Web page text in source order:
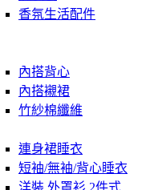
香氛生活配件
內搭背心
內搭襯裙
竹紗棉纖維
連身裙睡衣
短袖/無袖/背心睡衣
洋裝 外罩衫 2件式